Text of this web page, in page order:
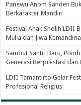
Panewu Anom Sanden
Berkarakter Mandiri
Festival Anak Sholih LDII
Mulia dan Jiwa
Sambut Santri Baru,
Generasi Berprestasi dan
LDII Tamantirto Gelar
Profesional Religius